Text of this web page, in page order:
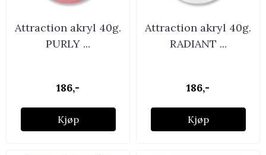
Attraction akryl 40g.
PURLY ...
186,-
Kjøp
Attraction akryl 40g.
RADIANT ...
186,-
Kjøp